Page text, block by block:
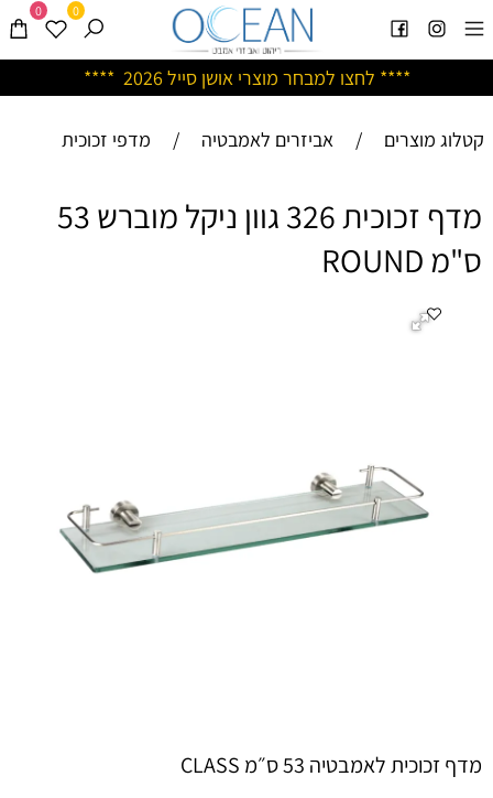
**** לחצו למבחר מוצרי אושן סייל 2026 ****
0 0
קטלוג מוצרים / אביזרים לאמבטיה / מדפי זכוכית
מדף זכוכית 326 גוון ניקל מוברש 53
ס"מ ROUND
מדף זכוכית לאמבטיה 53 ס״מ CLASS